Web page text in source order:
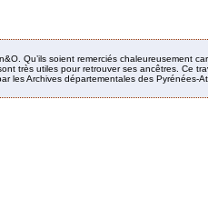
Qu’ils soient remerciés chaleureusement
très utiles pour retrouver ses ancêtres. Ce
les Archives départementales des Pyrénées-